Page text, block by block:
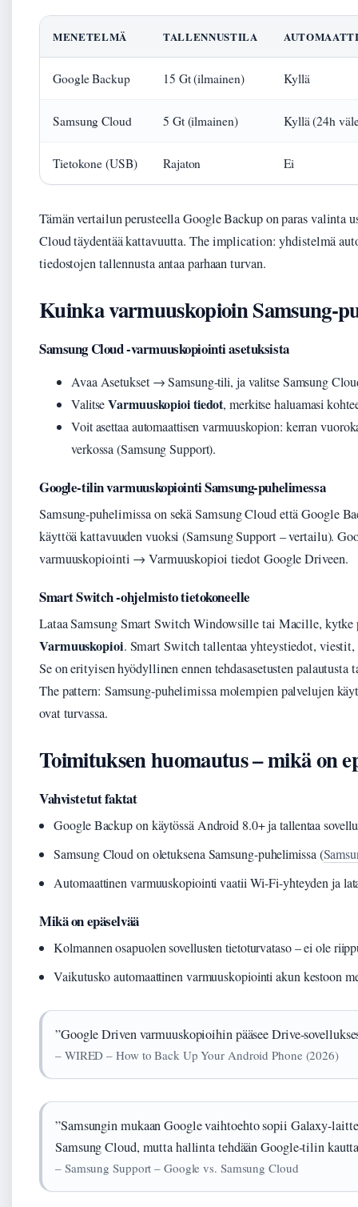
MENETELMÄ TALLENNUSTILA
Google Backup 15 Gt (ilmainen) Kyllä
Samsung Cloud 5 Gt (ilmainen) Kyllä (24h
Tietokone (USB) Rajaton Ei
Tämän vertailun perusteella Google Backup on paras
Cloud täydentää kattavuutta. The implication: yhdistelmä
tiedostojen tallennusta antaa parhaan turvan.
Kuinka varmuuskopioin Samsung-
Samsung Cloud -varmuuskopiointi asetuksista
Avaa Asetukset → Samsung-tili, ja valitse Samsung
ValitseVarmuuskopioi tiedot, merkitse haluamasi
Voit asettaa automaattisen varmuuskopion: kerran
verkossa (Samsung Support).
Google-tilin varmuuskopiointi Samsung-puhelimessa
Samsung-puhelimissa on sekä Samsung Cloud että Google
käyttöä kattavuuden vuoksi (Samsung Support – vertailu).
varmuuskopiointi → Varmuuskopioi tiedot Google Driveen.
Smart Switch -ohjelmisto tietokoneelle
Lataa Samsung Smart Switch Windowsille tai Macille,
Varmuuskopioi. Smart Switch tallentaa yhteystiedot,
Se on erityisen hyödyllinen ennen tehdasasetusten
The pattern: Samsung-puhelimissa molempien palvelujen
ovat turvassa.
Toimituksen huomautus – mikä on
Vahvistetut faktat
Google Backup on käytössä Android 8.0+ ja tallentaa
Samsung Cloud on oletuksena Samsung-puhelimissa (
Automaattinen varmuuskopiointi vaatii Wi-Fi-yhteyden ja
Mikä on epäselvää
Kolmannen osapuolen sovellusten tietoturvataso – ei ole
Vaikutusko automaattinen varmuuskopiointi akun kestoon
”Google Driven varmuuskopioihin pääsee Drive-
– WIRED – How to Back Up Your Android Phone (2026)
”Samsungin mukaan Google vaihtoehto sopii Galaxy-
Samsung Cloud, mutta hallinta tehdään Google-tilin
– Samsung Support – Google vs. Samsung Cloud